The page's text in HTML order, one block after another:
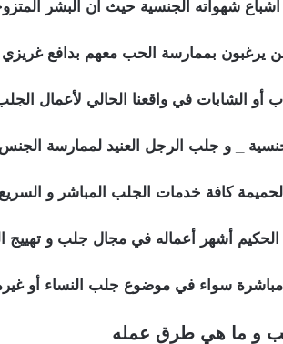
أشباع شهواته الجنسية حيث أن البشر
يرغبون بممارسة الحب معهم بدافع
أو الشابات في واقعنا الحالي لأعمال
_ و جلب الرجل العنيد لممارسة
كافة خدمات الجلب المباشر و
أشهر أعماله في مجال جلب و تهييج
سواء في موضوع جلب النساء أو
و ما هي طرق عمله